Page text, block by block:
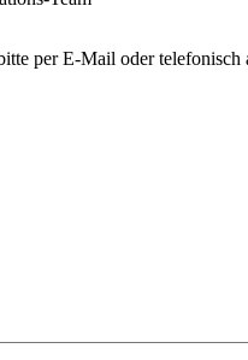
per E-Mail oder